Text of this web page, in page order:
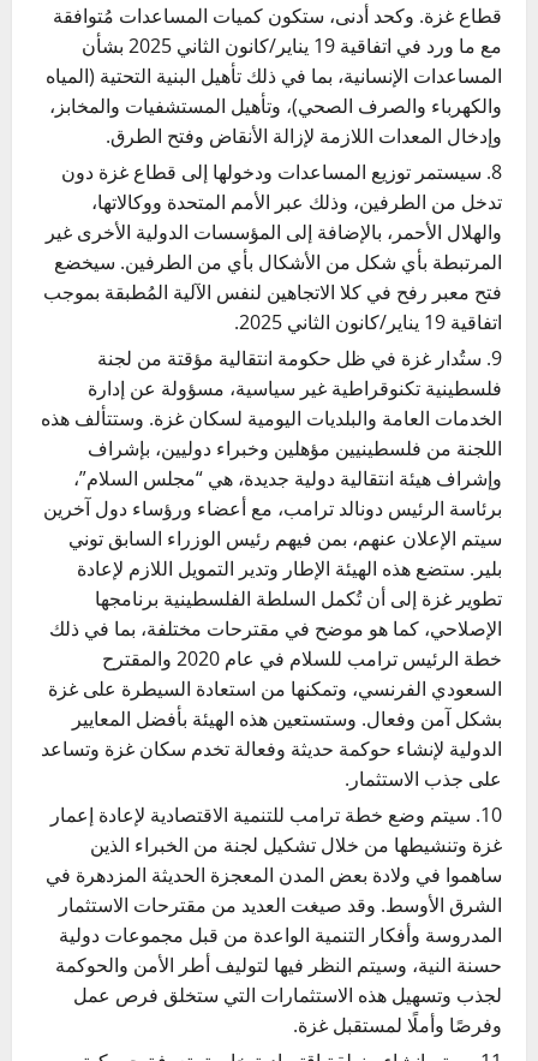
قطاع غزة. وكحد أدنى، ستكون كميات المساعدات مُتوافقة
مع ما ورد في اتفاقية 19 يناير/كانون الثاني 2025 بشأن
المساعدات الإنسانية، بما في ذلك تأهيل البنية التحتية (المياه
والكهرباء والصرف الصحي)، وتأهيل المستشفيات والمخابز،
وإدخال المعدات اللازمة لإزالة الأنقاض وفتح الطرق.
سيستمر توزيع المساعدات ودخولها إلى قطاع غزة دون
تدخل من الطرفين، وذلك عبر الأمم المتحدة ووكالاتها،
والهلال الأحمر، بالإضافة إلى المؤسسات الدولية الأخرى غير
المرتبطة بأي شكل من الأشكال بأي من الطرفين. سيخضع
فتح معبر رفح في كلا الاتجاهين لنفس الآلية المُطبقة بموجب
اتفاقية 19 يناير/كانون الثاني 2025.
ستُدار غزة في ظل حكومة انتقالية مؤقتة من لجنة
فلسطينية تكنوقراطية غير سياسية، مسؤولة عن إدارة
الخدمات العامة والبلديات اليومية لسكان غزة. وستتألف هذه
اللجنة من فلسطينيين مؤهلين وخبراء دوليين، بإشراف
وإشراف هيئة انتقالية دولية جديدة، هي “مجلس السلام”،
برئاسة الرئيس دونالد ترامب، مع أعضاء ورؤساء دول آخرين
سيتم الإعلان عنهم، بمن فيهم رئيس الوزراء السابق توني
بلير. ستضع هذه الهيئة الإطار وتدير التمويل اللازم لإعادة
تطوير غزة إلى أن تُكمل السلطة الفلسطينية برنامجها
الإصلاحي، كما هو موضح في مقترحات مختلفة، بما في ذلك
خطة الرئيس ترامب للسلام في عام 2020 والمقترح
السعودي الفرنسي، وتمكنها من استعادة السيطرة على غزة
بشكل آمن وفعال. وستستعين هذه الهيئة بأفضل المعايير
الدولية لإنشاء حوكمة حديثة وفعالة تخدم سكان غزة وتساعد
على جذب الاستثمار.
سيتم وضع خطة ترامب للتنمية الاقتصادية لإعادة إعمار
غزة وتنشيطها من خلال تشكيل لجنة من الخبراء الذين
ساهموا في ولادة بعض المدن المعجزة الحديثة المزدهرة في
الشرق الأوسط. وقد صيغت العديد من مقترحات الاستثمار
المدروسة وأفكار التنمية الواعدة من قبل مجموعات دولية
حسنة النية، وسيتم النظر فيها لتوليف أطر الأمن والحوكمة
لجذب وتسهيل هذه الاستثمارات التي ستخلق فرص عمل
وفرصًا وأملًا لمستقبل غزة.